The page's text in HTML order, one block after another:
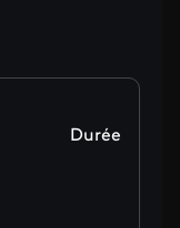
Durée